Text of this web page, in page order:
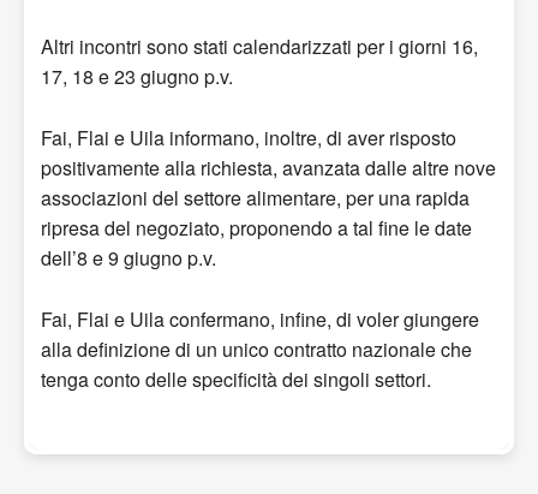
Altri incontri sono stati calendarizzati per i giorni 16,
17, 18 e 23 giugno p.v.
Fai, Flai e Uila informano, inoltre, di aver risposto
positivamente alla richiesta, avanzata dalle altre nove
associazioni del settore alimentare, per una rapida
ripresa del negoziato, proponendo a tal fine le date
dell’8 e 9 giugno p.v.
Fai, Flai e Uila confermano, infine, di voler giungere
alla definizione di un unico contratto nazionale che
tenga conto delle specificità dei singoli settori.